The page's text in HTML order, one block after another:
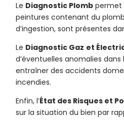
Le Diagnostic Plomb permet
peintures contenant du
d’ingestion, sont présentes
Le Diagnostic Gaz et
d’éventuelles anomalies
entraîner des accidents
incendies.
Enfin, l’État des Risques et
sur la situation du bien par